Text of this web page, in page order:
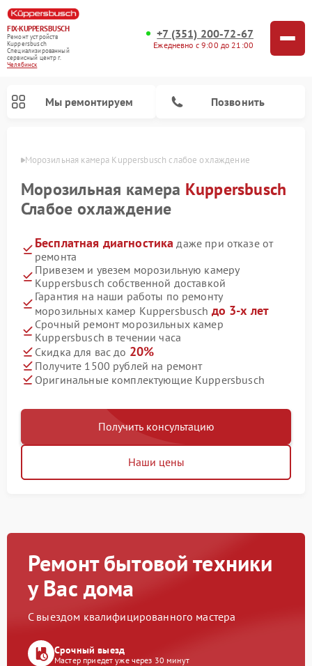
FIX-KUPPERSBUSCH
Ремонт устройств
Kuppersbusch
Специализированный
cервисный центр г.
Челябинск
+7 (351) 200-72-67
Ежедневно с 9:00 до 21:00
Мы ремонтируем Позвонить
Морозильная камера Kuppersbusch слабое охлаждение
Морозильная камера Kuppersbusch
Слабое охлаждение
Бесплатная диагностика даже при отказе от
ремонта
Привезем и увезем морозильную камеру
Kuppersbusch собственной доставкой
Гарантия на наши работы по ремонту
морозильных камер Kuppersbusch до 3-х лет
Срочный ремонт морозильных камер
Kuppersbusch в течении часа
Скидка для вас до 20%
Получите 1500 рублей на ремонт
Оригинальные комплектующие Kuppersbusch
Получить консультацию
Наши цены
Ремонт бытовой техники
у Вас дома
С выездом квалифицированного мастера
Срочный выезд
Мастер приедет уже через 30 минут